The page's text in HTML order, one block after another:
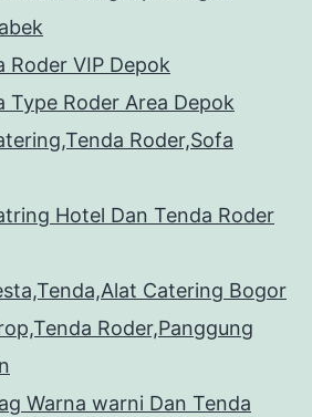
Roder VIP Depok
Type Roder Area Depok
Roder,Sofa
Hotel Dan Tenda Roder
Catering Bogor
Roder,Panggung
Warna warni Dan Tenda